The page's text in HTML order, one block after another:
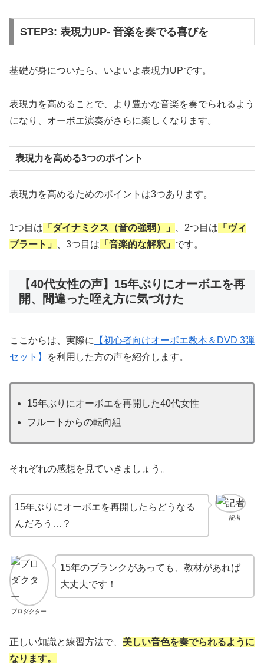
STEP3: 表現力UP- 音楽を奏でる喜びを
基礎が身についたら、いよいよ表現力UPです。
表現力を高めることで、より豊かな音楽を奏でられるよう
になり、オーボエ演奏がさらに楽しくなります。
表現力を高める3つのポイント
表現力を高めるためのポイントは3つあります。
1つ目は 「ダイナミクス（音の強弱）」 、2つ目は 「ヴィ
ブラート」
、3つ目は 「音楽的な解釈」 です。
【40代女性の声】15年ぶりにオーボエを再
開、間違った咥え方に気づけた
ここからは、実際に
【初心者向けオーボエ教本＆DVD 3弾
セット】
を利用した方の声を紹介します。
15年ぶりにオーボエを再開した40代女性
フルートからの転向組
それぞれの感想を見ていきましょう。
記者
15年ぶりにオーボエを再開したらどうなる
んだろう…？
プロダクター
15年のブランクがあっても、教材があれば
大丈夫です！
正しい知識と練習方法で、 美しい音色を奏でられるように
なります。